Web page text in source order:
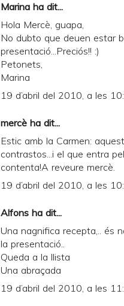
Marina ha dit...
Hola Mercè, guapa,
No dubto que deuen estar
presentació...Preciós!! :)
Petonets,
Marina
19 d’abril del 2010, a les
mercè ha dit...
Estic amb la Carmen:
contrastos...i el que entra
contenta!A reveure mercè.
19 d’abril del 2010, a les
Alfons ha dit...
Una nagnifica recepta,.. és
la presentació..
Queda a la llista
Una abraçada
19 d’abril del 2010, a les